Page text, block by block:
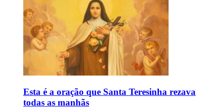
Esta é a oração que Santa Teresinha rezava
todas as manhãs